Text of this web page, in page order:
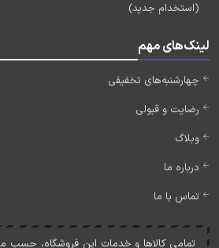
(استخدام جدید)
لینک‌های مهم
چهارشنبه‌های تخفیفی
رضایت و قبولی
وبلاگ
درباره ما
تماس با ما
تمامی کالاها و خدمات اين فروشگاه، حسب